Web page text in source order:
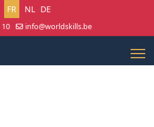
Sélectionnez votre langue
FR NL DE
10
info@worldskills.be